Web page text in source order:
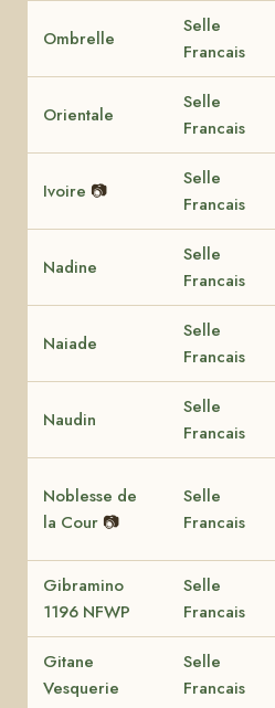
Ombrelle
Selle
Francais
Orientale
Selle
Francais
Ivoire 📷
Selle
Francais
Nadine
Selle
Francais
Naiade
Selle
Francais
Naudin
Selle
Francais
Noblesse de
la Cour 📷
Selle
Francais
Gibramino
1196 NFWP
Selle
Francais
Gitane
Vesquerie
Selle
Francais